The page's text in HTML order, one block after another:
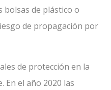
bolsas de plástico o
de propagación por
de protección en la
En el año 2020 las